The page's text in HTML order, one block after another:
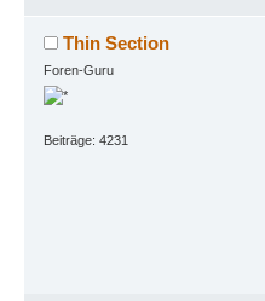
Thin Section
Foren-Guru
Beiträge: 4231